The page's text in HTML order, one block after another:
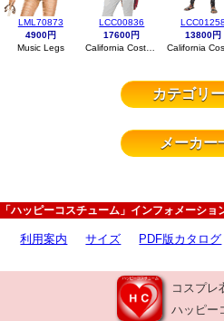
LML70873
4900円
Music Legs
LCC00836
17600円
California Costumes
LCC01258
13800円
カテゴリ
メーカー
「ハッピーコスチューム」インフォメーショ
利用案内 サイズ PDF版カタログ
コスプレ
ハッピー